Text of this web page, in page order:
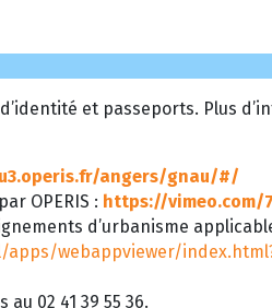
et passeports. Plus
angers/gnau/#/
OPERIS : https://vimeo.com/
d’urbanisme
webappviewer/
02 41 39 55 36.